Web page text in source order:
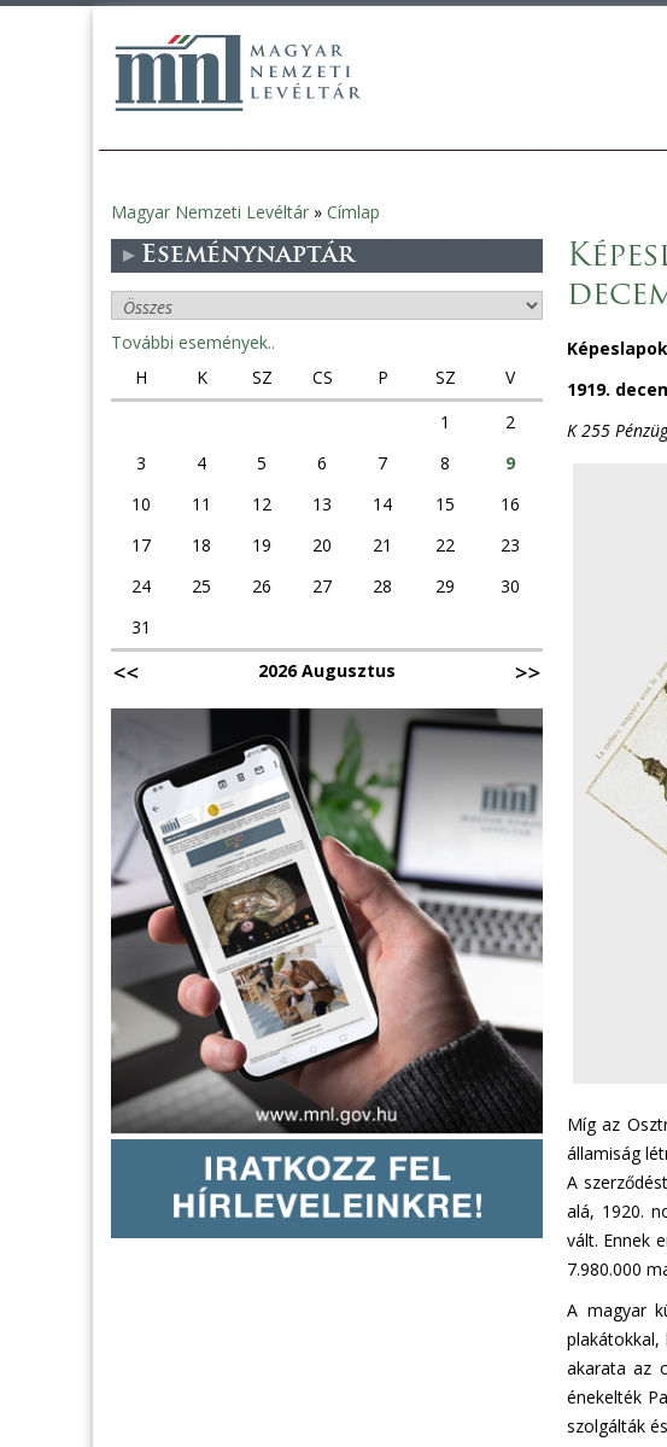
Jelenlegi
hely
Magyar Nemzeti Levéltár » Címlap
1919.
K 255
Míg az
államiság
A
alá, 1920.
vált. Ennek
7.980.000
A magyar
plakátokkal,
akarata az
énekelték
szolgálták
Eseménynaptár
További események..
H
K SZ CS P SZ
V
1
2
3
4 5 6 7 8
9
10
11 12 13 14 15
16
17
18 19 20 21 22
23
24
25 26 27 28 29
30
31
2026 Augusztus